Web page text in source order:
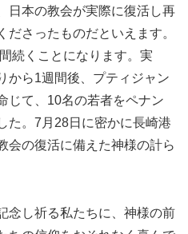
日本の教会が実際に復活し再
さったものだといえます。
続くことになります。実
から1週間後、プティジャン
じて、10名の若者をペナン
た。7月28日に密かに長崎港
会の復活に備えた神様の計ら
し祈る私たちに、神様の前